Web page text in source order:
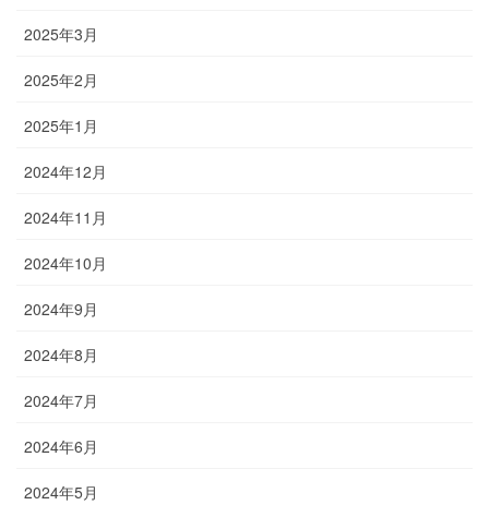
2025年3月
2025年2月
2025年1月
2024年12月
2024年11月
2024年10月
2024年9月
2024年8月
2024年7月
2024年6月
2024年5月